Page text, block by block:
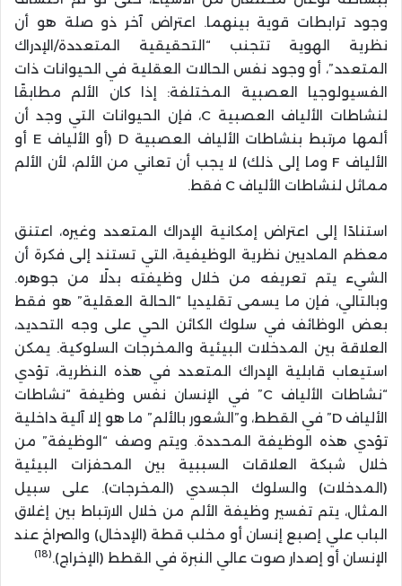
وجود ترابطات قوية بينهما. اعتراض آخر ذو صلة هو أن
نظرية الهوية تتجنب “التحقيقية المتعددة/الإدراك
المتعدد”، أو وجود نفس الحالات العقلية في الحيوانات ذات
الفسيولوجيا العصبية المختلفة: إذا كان الألم مطابقًا
لنشاطات الألياف العصبية C، فإن الحيوانات التي وجد أن
ألمها مرتبط بنشاطات الألياف العصبية D (أو الألياف E أو
الألياف F وما إلى ذلك) لا يجب أن تعاني من الألم، لأن الألم
مماثل لنشاطات الألياف C فقط.
استنادًا إلى اعتراض إمكانية الإدراك المتعدد وغيره، اعتنق
معظم الماديين نظرية الوظيفية، التي تستند إلى فكرة أن
الشيء يتم تعريفه من خلال وظيفته بدلًا من جوهره.
وبالتالي، فإن ما يسمى تقليديا “الحالة العقلية” هو فقط
بعض الوظائف في سلوك الكائن الحي على وجه التحديد،
العلاقة بين المدخلات البيئية والمخرجات السلوكية. يمكن
استيعاب قابلية الإدراك المتعدد في هذه النظرية، تؤدي
“نشاطات الألياف C” في الإنسان نفس وظيفة “نشاطات
الألياف D” في القطط، و”الشعور بالألم” ما هو إلا آلية داخلية
تؤدي هذه الوظيفة المحددة. ويتم وصف “الوظيفة” من
خلال شبكة العلاقات السببية بين المحفزات البيئية
(المدخلات) والسلوك الجسدي (المخرجات). على سبيل
المثال، يتم تفسير وظيفة الألم من خلال الارتباط بين إغلاق
الباب علي إصبع إنسان أو مخلب قطة (الإدخال) والصراخ عند
الإنسان أو إصدار صوت عالي النبرة في القطط (الإخراج).(18)